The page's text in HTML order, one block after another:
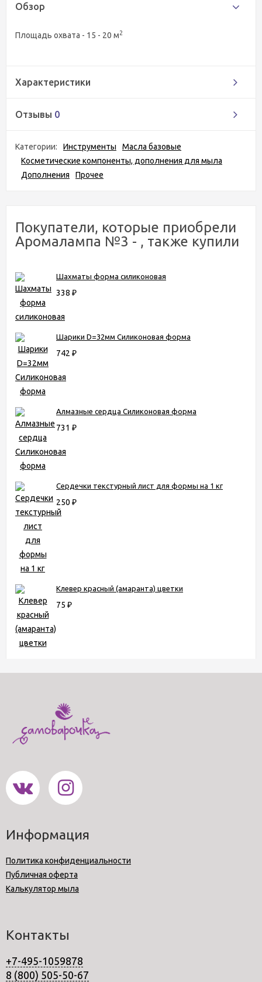
Обзор
Площадь охвата - 15 - 20 м2
Характеристики
Отзывы 0
Категории: Инструменты
Масла базовые
Косметические компоненты, дополнения для мыла
Дополнения
Прочее
Покупатели, которые приобрели
Аромалампа №3 - , также купили
Шахматы форма силиконовая
338 ₽
Шарики D=32мм Cиликоновая форма
742 ₽
Алмазные сердца Силиконовая форма
731 ₽
Сердечки текстурный лист для формы на 1 кг
250 ₽
Клевер красный (амаранта) цветки
75 ₽
Информация
Политика конфиденциальности
Публичная оферта
Калькулятор мыла
Контакты
+7-495-1059878
8 (800) 505-50-67